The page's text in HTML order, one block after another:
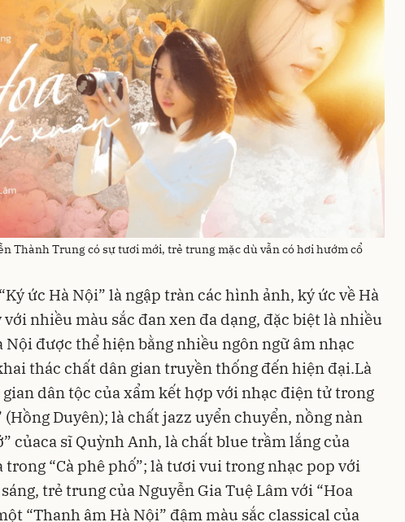
Thành Trung có sự tươi mới, trẻ trung mặc dù vẫn có hơi hướm cổ
ức Hà Nội” là ngập tràn các hình ảnh, ký ức về Hà
với nhiều màu sắc đan xen đa dạng, đặc biệt là nhiều
Nội được thể hiện bằng nhiều ngôn ngữ âm nhạc
thác chất dân gian truyền thống đến hiện đại.Là
dân tộc của xẩm kết hợp với nhạc điện tử trong
(Hồng Duyên); là chất jazz uyển chuyển, nồng nàn
củaca sĩ Quỳnh Anh, là chất blue trầm lắng của
trong “Cà phê phố”; là tươi vui trong nhạc pop với
trẻ trung của Nguyễn Gia Tuệ Lâm với “Hoa
“Thanh âm Hà Nội” đậm màu sắc classical của